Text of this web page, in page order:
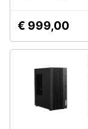
€ 999,00